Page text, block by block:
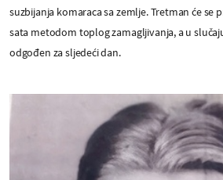
suzbijanja komaraca sa zemlje. Tretman će se
sata metodom toplog zamagljivanja, a u
odgođen za sljedeći dan.